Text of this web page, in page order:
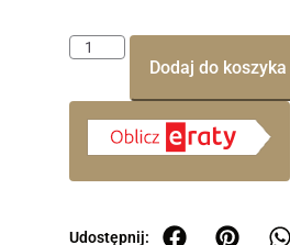
Dodaj do koszyka